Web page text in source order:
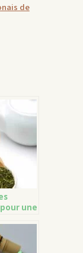
de
une